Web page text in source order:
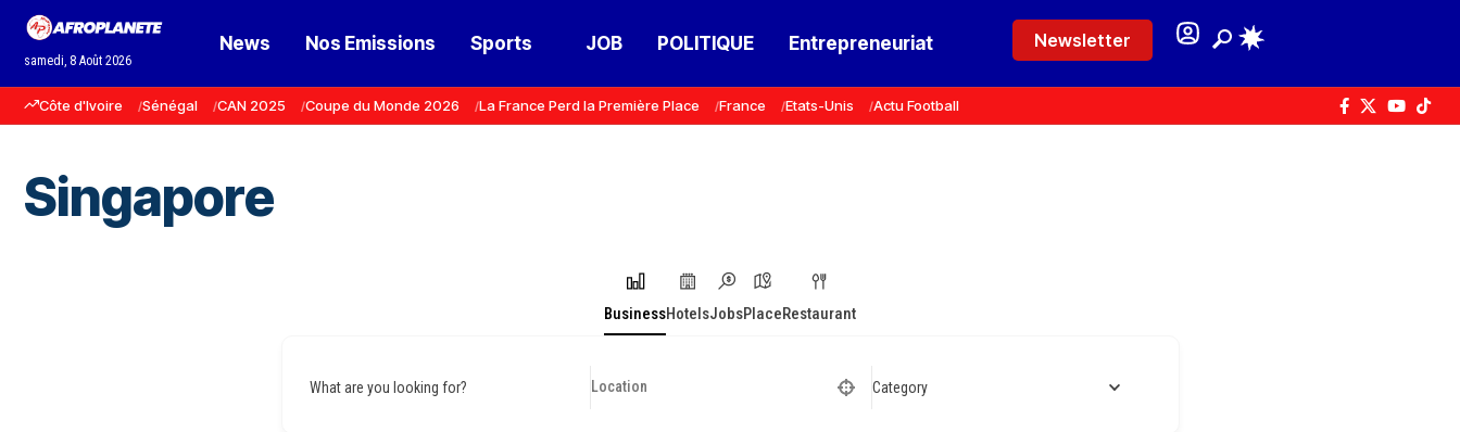
samedi, 8 Août 2026
News Nos Emissions Sports JOB POLITIQUE Entrepreneuriat Newsletter
Côte d'Ivoire Sénégal CAN 2025 Coupe du Monde 2026 La France Perd la Première Place France Etats-Unis Actu Football
Singapore
BusinessHotelsJobsPlaceRestaurant
What are you looking for? Category